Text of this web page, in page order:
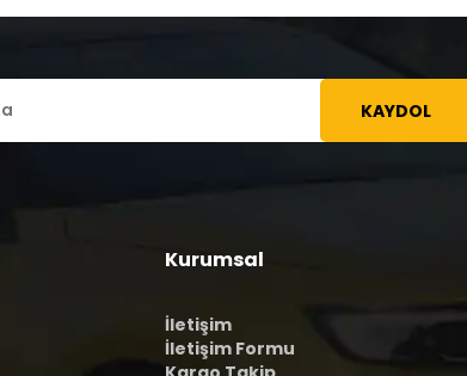
KAYDOL
Kurumsal
İletişim
İletişim Formu